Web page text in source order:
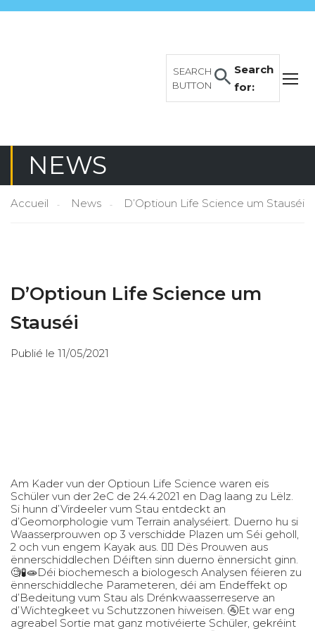
Search
for:
SEARCH
BUTTON
NEWS
Accueil News D’Optioun Life Science um Stauséi
D’Optioun Life Science um
Stauséi
Publié le 11/05/2021
Am Kader vun der Optioun Life Science waren eis
Schüler vun der 2eC de 24.4.2021 en Dag laang zu Lëlz.
Si hunn d’Virdeeler vum Stau entdeckt an
d’Geomorphologie vum Terrain analyséiert. Duerno hu si
Waasserprouwen op 3 verschidde Plazen um Séi geholl,
2 och vun engem Kayak aus. 🚣‍♀️ Dës Prouwen aus
ënnerschiddlechen Déiften sinn duerno ënnersicht ginn.
🧐🧪🧫Déi biochemesch a biologesch Analysen féieren zu
ënnerschiddleche Parameteren, déi am Endeffekt op
d’Bedeitung vum Stau als Drénkwaasserreserve an
d’Wichtegkeet vu Schutzzonen hiweisen. 🚰Et war eng
agreabel Sortie mat ganz motivéierte Schüler, gekréint